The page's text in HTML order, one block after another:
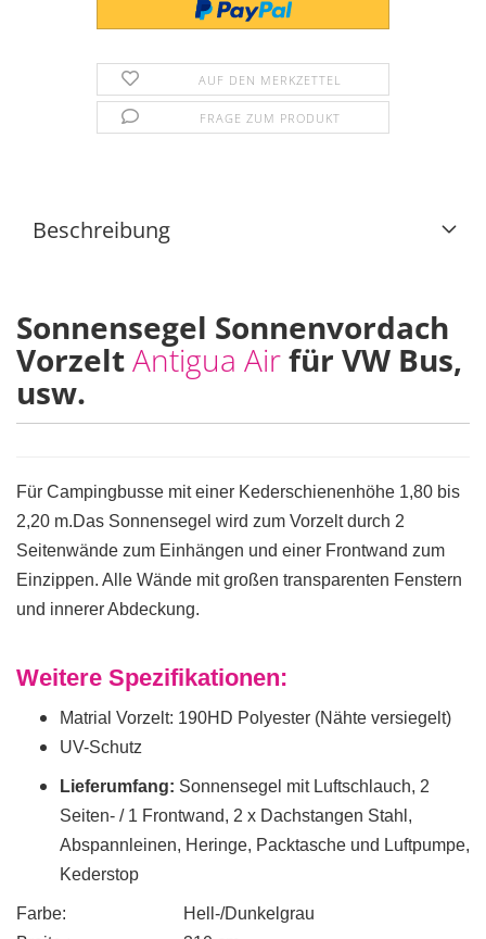
AUF DEN MERKZETTEL
FRAGE ZUM PRODUKT
Beschreibung
Sonnensegel Sonnenvordach
VorzeltAntigua Airfür VW Bus,
usw.
Für Campingbusse mit einer Kederschienenhöhe 1,80 bis
2,20 m.Das Sonnensegel wird zum Vorzelt durch 2
Seitenwände zum Einhängen und einer Frontwand zum
Einzippen. Alle Wände mit großen transparenten Fenstern
und innerer Abdeckung.
Weitere Spezifikationen:
Matrial Vorzelt: 190HD Polyester (Nähte versiegelt)
UV-Schutz
Lieferumfang: Sonnensegel mit Luftschlauch, 2
Seiten- / 1 Frontwand, 2 x Dachstangen Stahl,
Abspannleinen, Heringe, Packtasche und Luftpumpe,
Kederstop
Farbe:
Hell-/Dunkelgrau